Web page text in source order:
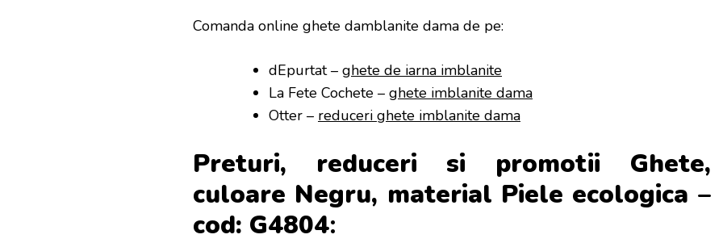
Comanda online ghete damblanite dama de pe:
dEpurtat – ghete de iarna imblanite
La Fete Cochete – ghete imblanite dama
Otter – reduceri ghete imblanite dama
Preturi, reduceri si promotii Ghete,
culoare Negru, material Piele ecologica –
cod: G4804: